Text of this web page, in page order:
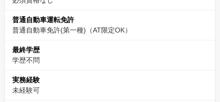
普通自動車運転免許
普通自動車免許(第一種)（AT限定OK）
最終学歴
学歴不問
実務経験
未経験可